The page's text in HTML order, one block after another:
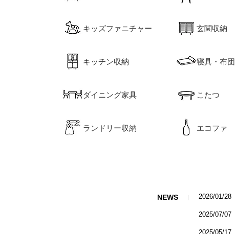
キッズファニチャー 玄関収納
キッチン収納 寝具・布団
ダイニング家具 こたつ
ランドリー収納 エコファ
NEWS 2026/01/28
2025/07/07
2025/05/17